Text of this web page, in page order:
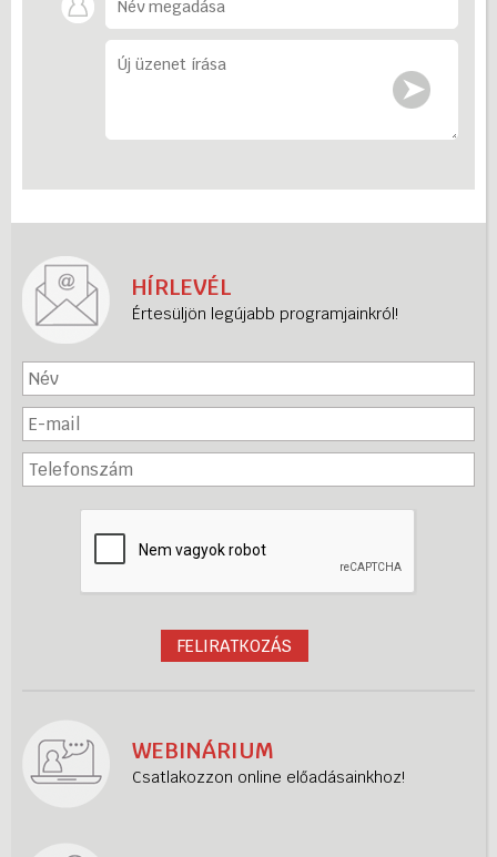
HÍRLEVÉL
Értesüljön legújabb programjainkról!
WEBINÁRIUM
Csatlakozzon online előadásainkhoz!